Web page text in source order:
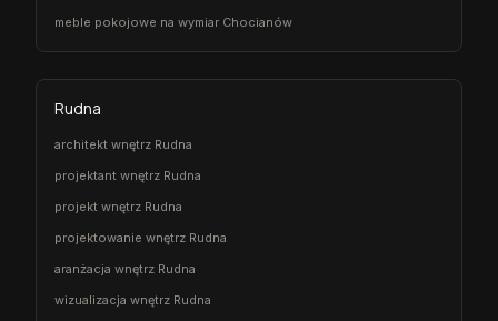
meble pokojowe na wymiar Chocianów
Rudna
architekt wnętrz Rudna
projektant wnętrz Rudna
projekt wnętrz Rudna
projektowanie wnętrz Rudna
aranżacja wnętrz Rudna
wizualizacja wnętrz Rudna